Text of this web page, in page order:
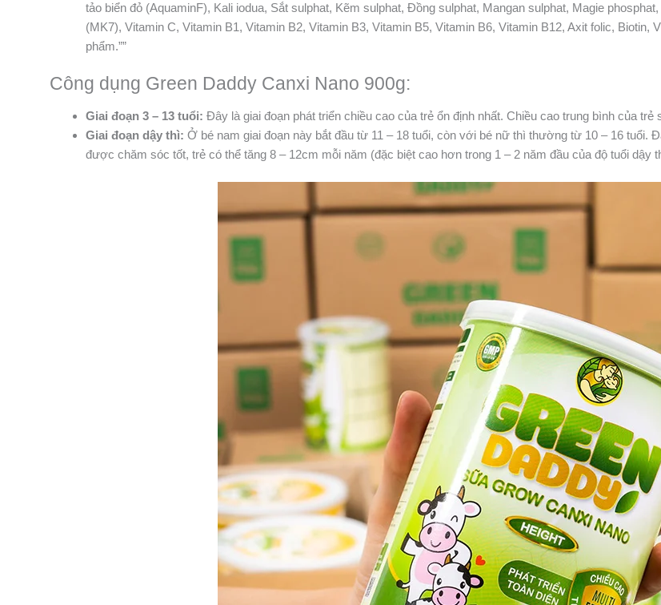
tảo biển đỏ (AquaminF), Kali iodua, Sắt sulphat, Kẽm sulphat, Đồng sulphat, Mangan sulphat, Magie
(MK7), Vitamin C, Vitamin B1, Vitamin B2, Vitamin B3, Vitamin B5, Vitamin B6, Vitamin B12, Axit folic,
phẩm.””
Công dụng Green Daddy Canxi Nano 900g:
Giai đoạn 3 – 13 tuổi: Đây là giai đoạn phát triển chiều cao của trẻ ổn định nhất. Chiều cao trung bình của
Giai đoạn dậy thì: Ở bé nam giai đoạn này bắt đầu từ 11 – 18 tuổi, còn với bé nữ thì thường từ 10 – 16 tuổi.
được chăm sóc tốt, trẻ có thể tăng 8 – 12cm mỗi năm (đặc biệt cao hơn trong 1 – 2 năm đầu của độ tuổi dậy